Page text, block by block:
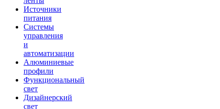
Источники
питания
Системы
управления
и
автоматизации
Алюминиевые
профили
Функциональный
свет
Дизайнерский
свет